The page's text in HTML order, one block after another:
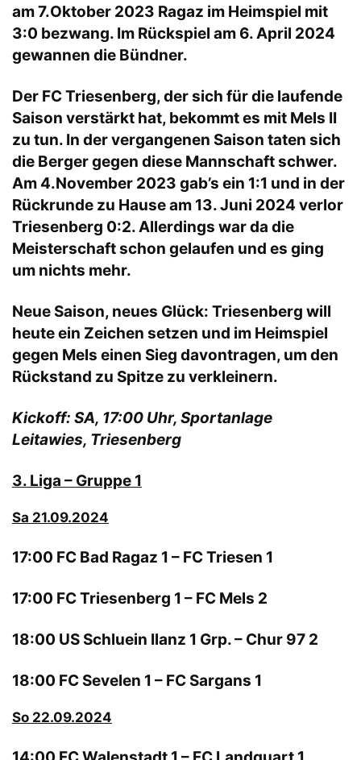
am 7.Oktober 2023 Ragaz im Heimspiel mit
3:0 bezwang. Im Rückspiel am 6. April 2024
gewannen die Bündner.
Der FC Triesenberg, der sich für die laufende
Saison verstärkt hat, bekommt es mit Mels II
zu tun. In der vergangenen Saison taten sich
die Berger gegen diese Mannschaft schwer.
Am 4.November 2023 gab’s ein 1:1 und in der
Rückrunde zu Hause am 13. Juni 2024 verlor
Triesenberg 0:2. Allerdings war da die
Meisterschaft schon gelaufen und es ging
um nichts mehr.
Neue Saison, neues Glück: Triesenberg will
heute ein Zeichen setzen und im Heimspiel
gegen Mels einen Sieg davontragen, um den
Rückstand zu Spitze zu verkleinern.
Kickoff: SA, 17:00 Uhr, Sportanlage
Leitawies, Triesenberg
3. Liga – Gruppe 1
Sa 21.09.2024
17:00 FC Bad Ragaz 1 – FC Triesen 1
17:00 FC Triesenberg 1 – FC Mels 2
18:00 US Schluein Ilanz 1 Grp. – Chur 97 2
18:00 FC Sevelen 1 – FC Sargans 1
So 22.09.2024